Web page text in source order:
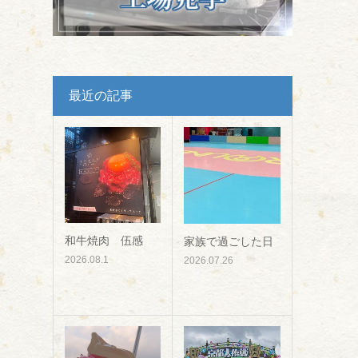
最近の記事
和牛焼肉 伍感
2026.08.1
家族で過ごした日
2026.07.26